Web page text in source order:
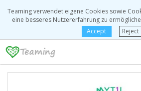
Teaming verwendet eigene Cookies sowie
eine besseres Nutzererfahrung zu
Accept
Reject